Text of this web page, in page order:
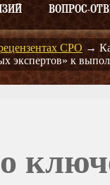
ВОПРОС-
СРО →
экспертов» к